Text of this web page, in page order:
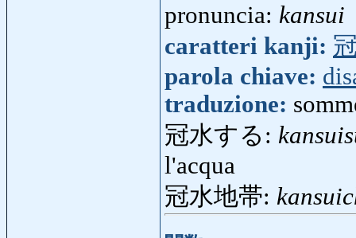
pronuncia: kansui
caratteri kanji:
parola chiave:
traduzione:
冠水する:
l'acqua
冠水地帯: